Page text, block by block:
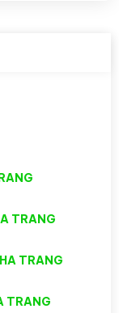
TRANG
TRANG
TRANG